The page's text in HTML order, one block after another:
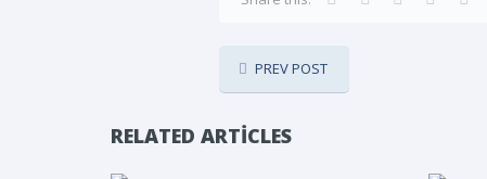
PREV POST
RELATED ARTICLES